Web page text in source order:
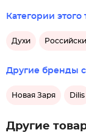
Категории этого
Духи
Другие бренды
Новая Заря Dilis
Другие